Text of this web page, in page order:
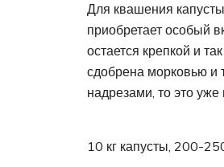
Для квашения
приобретает особый
оста­ется крепкой и
сдобрена морковью и
надрезами, то это
10 кг капусты, 200-